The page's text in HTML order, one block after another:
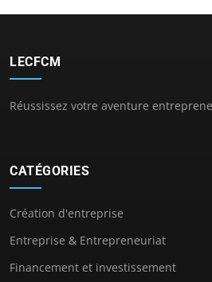
LECFCM
Réussissez votre aventure
CATÉGORIES
Création d'entreprise
Entreprise & Entrepreneuriat
Financement et investissement